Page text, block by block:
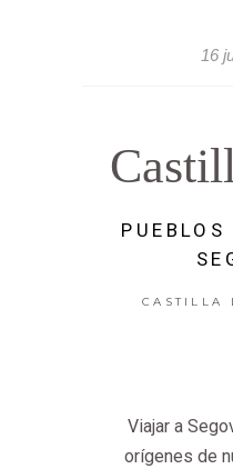
16
CASTILLA
Viajar a
orígenes de